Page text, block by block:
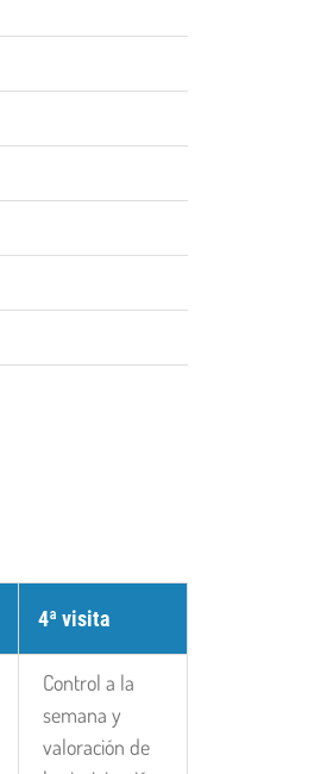
4ª visita
Control a la
semana y
valoración de